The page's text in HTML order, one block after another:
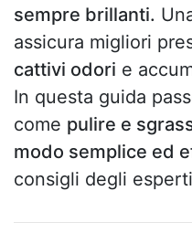
sempre brillanti.
assicura migliori
cattivi odori e
In questa guida
come pulire e
modo semplice ed
consigli degli